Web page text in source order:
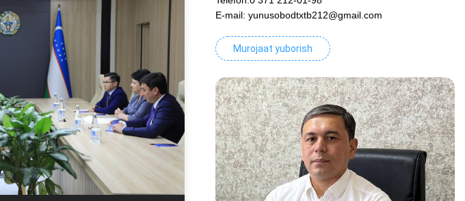
E-mail: yunusobodtxtb212@gmail.com
Murojaat yuborish